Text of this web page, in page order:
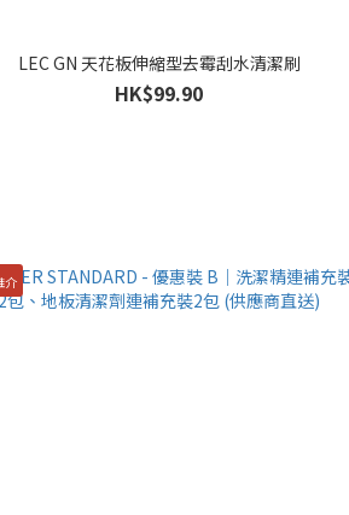
LEC GN 天花板伸縮型去霉刮水清潔刷
HK$99.90
介